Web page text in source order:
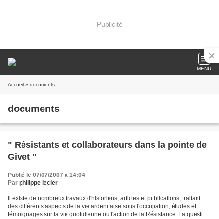
Publicité
MENU
Accueil » documents
documents
" Résistants et collaborateurs dans la pointe de
Givet "
Publié le 07/07/2007 à 14:04
Par philippe lecler
Il existe de nombreux travaux d'historiens, articles et publications, traitant
des différents aspects de la vie ardennaise sous l'occupation, études et
témoignages sur la vie quotidienne ou l'action de la Résistance. La question